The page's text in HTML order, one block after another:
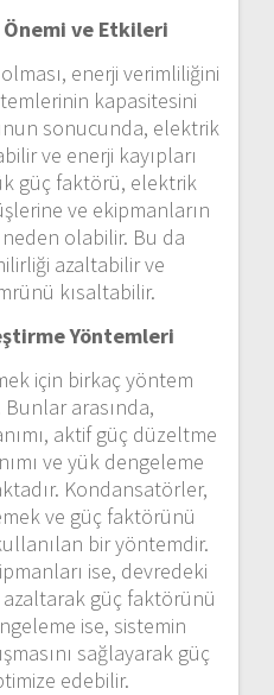
ve Etkileri
enerji verimliliğini
kapasitesini
sonucunda, elektrik
ve enerji kayıpları
güç faktörü, elektrik
ve ekipmanların
neden olabilir. Bu da
azaltabilir ve
kısaltabilir.
Yöntemleri
için birkaç yöntem
arasında,
aktif güç düzeltme
ve yük dengeleme
Kondansatörler,
ve güç faktörünü
bir yöntemdir.
ise, devredeki
güç faktörünü
ise, sistemin
sağlayarak güç
edebilir.